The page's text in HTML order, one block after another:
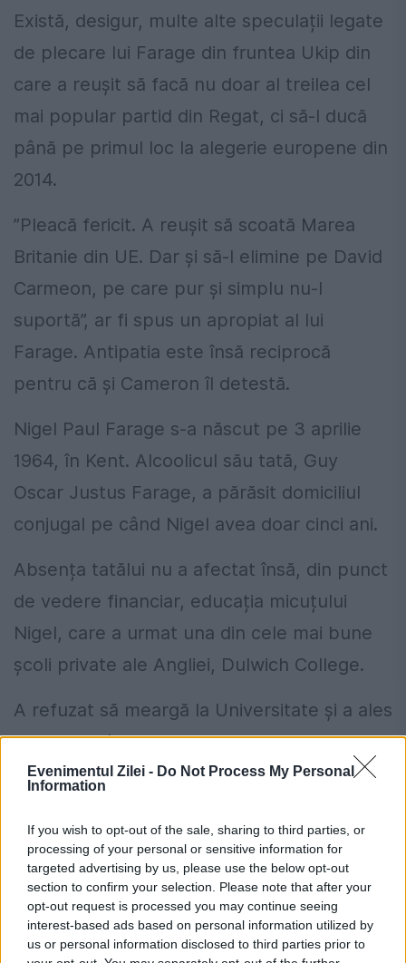
Evenimentul Zilei - Do Not Process My Personal
Information
If you wish to opt-out of the sale, sharing to third parties, or
processing of your personal or sensitive information for
targeted advertising by us, please use the below opt-out
section to confirm your selection. Please note that after your
opt-out request is processed you may continue seeing
interest-based ads based on personal information utilized by
us or personal information disclosed to third parties prior to
Există, desigur, multe alte speculații legate
de plecare lui Farage din fruntea Ukip din
care a reușit să facă nu doar al treilea cel
mai popular partid din Regat, ci să-l ducă
până pe primul loc la alegerie europene din
2014.
”Pleacă fericit. A reușit să scoată Marea
Britanie din UE. Dar și să-l elimine pe David
Carmeon, pe care pur și simplu nu-l
suportă”, ar fi spus un apropiat al lui
Farage. Antipatia este însă reciprocă
pentru că și Cameron îl detestă.
Nigel Paul Farage s-a născut pe 3 aprilie
1964, în Kent. Alcoolicul său tată, Guy
Oscar Justus Farage, a părăsit domiciliul
conjugal pe când Nigel avea doar cinci ani.
Absența tatălui nu a afectat însă, din punct
de vedere financiar, educația micuțului
Nigel, care a urmat una din cele mai bune
școli private ale Angliei, Dulwich College.
A refuzat să meargă la Universitate și a ales
să lucreze în City of London. S-a alăturat
Conservatorilor de foarte tânăr, dar a fost
condus la vremea aceea de John Major. Și
ca mulți eurosceptici, Farage s-a declarat
furios când premierul a semnat Tratatul de
la Maastricht care stipula o apropiere și mai